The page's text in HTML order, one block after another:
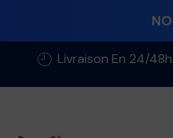
Livraison En 24/